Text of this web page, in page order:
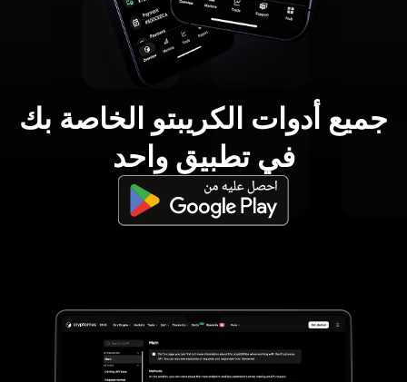
جميع أدوات الكريبتو الخاصة بك
في تطبيق واحد